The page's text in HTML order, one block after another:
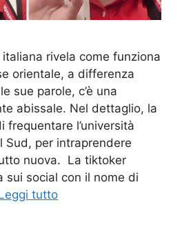
rivela come funziona
orientale, a differenza
sue parole, c’è una
abissale. Nel dettaglio, la
frequentare l’università
Sud, per intraprendere
nuova. La tiktoker
sui social con il nome di
tutto